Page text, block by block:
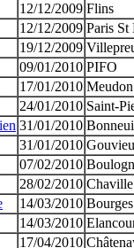
12/12/2009 Flins
12/12/2009 Paris St
19/12/2009
09/01/2010 PIFO
17/01/2010 Meudon
24/01/2010 Saint-
31/01/2010
31/01/2010
07/02/2010
28/02/2010 Chaville
14/03/2010 Bourges
14/03/2010
17/04/2010